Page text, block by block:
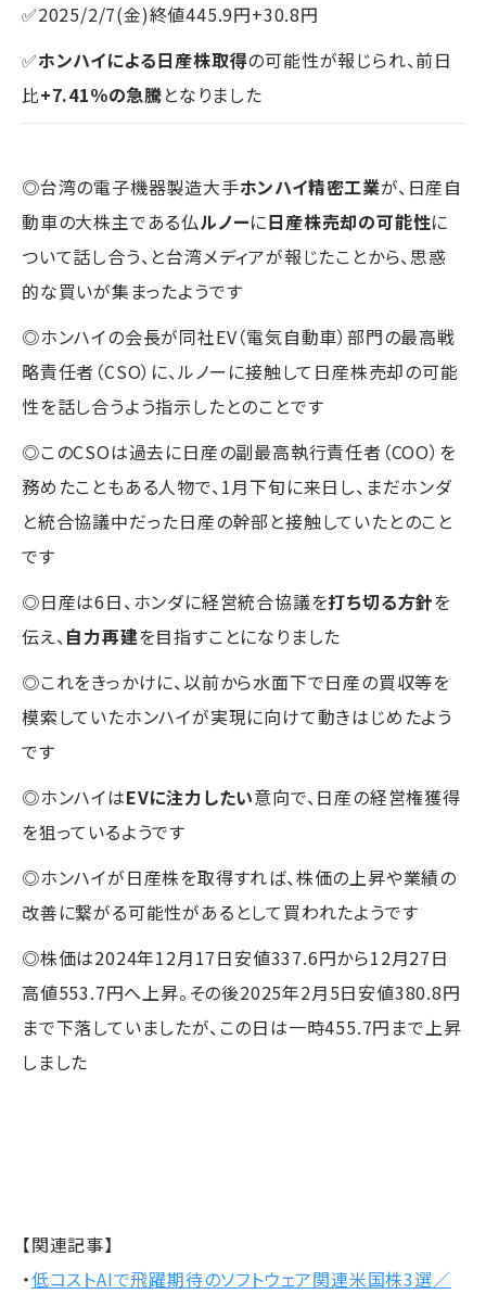
✅2025/2/7(金)終値445.9円+30.8円
✅ホンハイによる日産株取得の可能性が報じられ、前日
比+7.41％の急騰となりました
◎台湾の電子機器製造大手ホンハイ精密工業が、日産自
動車の大株主である仏ルノーに日産株売却の可能性に
ついて話し合う、と台湾メディアが報じたことから、思惑
的な買いが集まったようです
◎ホンハイの会長が同社EV（電気自動車）部門の最高戦
略責任者（CSO）に、ルノーに接触して日産株売却の可能
性を話し合うよう指示したとのことです
◎このCSOは過去に日産の副最高執行責任者（COO）を
務めたこともある人物で、1月下旬に来日し、まだホンダ
と統合協議中だった日産の幹部と接触していたとのこと
です
◎日産は6日、ホンダに経営統合協議を打ち切る方針を
伝え、自力再建を目指すことになりました
◎これをきっかけに、以前から水面下で日産の買収等を
模索していたホンハイが実現に向けて動きはじめたよう
です
◎ホンハイはEVに注力したい意向で、日産の経営権獲得
を狙っているようです
◎ホンハイが日産株を取得すれば、株価の上昇や業績の
改善に繋がる可能性があるとして買われたようです
◎株価は2024年12月17日安値337.6円から12月27日
高値553.7円へ上昇。その後2025年2月5日安値380.8円
まで下落していましたが、この日は一時455.7円まで上昇
しました
【関連記事】
・低コストAIで飛躍期待のソフトウェア関連米国株3選／